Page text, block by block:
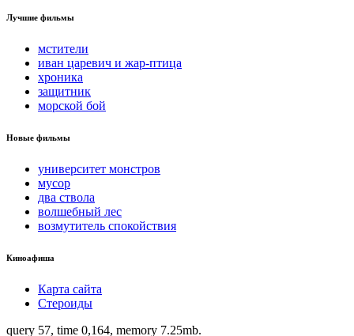
Лучшие фильмы
мстители
иван царевич и жар-птица
хроника
защитник
морской бой
Новые фильмы
университет монстров
мусор
два ствола
волшебный лес
возмутитель спокойствия
Киноафиша
Карта сайта
Стероиды
query 57, time 0,164, memory 7.25mb.